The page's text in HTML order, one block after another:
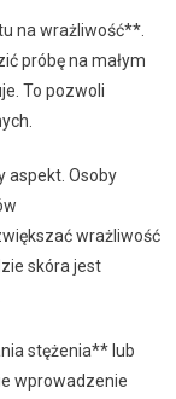
na wrażliwość**.
próbę na małym
To pozwoli
aspekt. Osoby
wrażliwość
skóra jest
stężenia** lub
wprowadzenie